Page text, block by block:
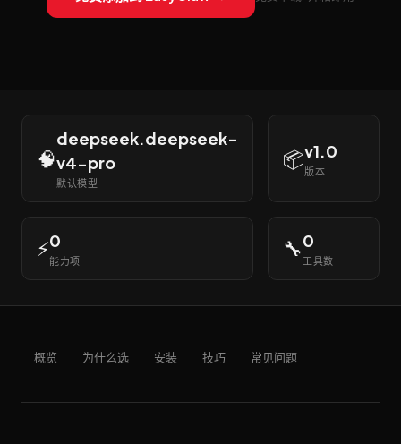
🧠
deepseek.deepseek-
v4-pro
默认模型
📦v1.0
版本
⚡0
能力项
🔧0
工具数
概览 为什么选 安装 技巧 常见问题